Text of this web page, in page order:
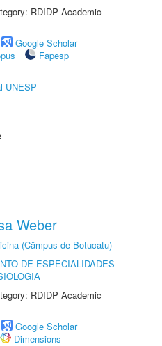
RDIDP Academic
Google Scholar
Fapesp
UNESP
Weber
(Câmpus de Botucatu)
DE ESPECIALIDADES
RDIDP Academic
Google Scholar
Dimensions